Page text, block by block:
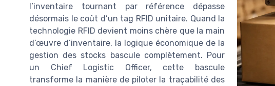
l’inventaire tournant par référence dépasse
désormais le coût d’un tag RFID unitaire. Quand la
technologie RFID devient moins chère que la main
d’œuvre d’inventaire, la logique économique de la
gestion des stocks bascule complètement. Pour
un Chief Logistic Officer, cette bascule
transforme la manière de piloter la traçabilité des